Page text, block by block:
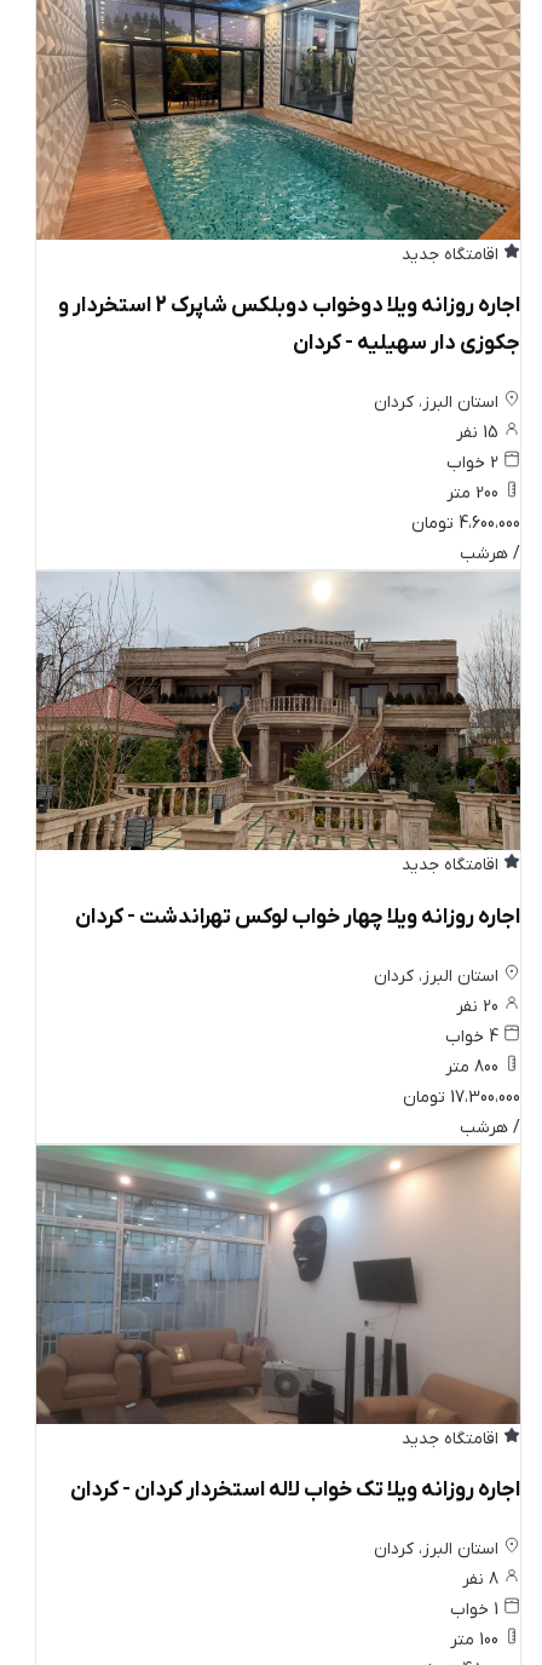
اقامتگاه جدید
اجاره روزانه ویلا دوخواب دوبلکس شاپرک 2 استخردار و
جکوزی دار سهیلیه - کردان
استان البرز، کردان
4،600،000 تومان
/ هرشب
اقامتگاه جدید
اجاره روزانه ویلا چهار خواب لوکس تهراندشت - کردان
استان البرز، کردان
17،300،000 تومان
/ هرشب
اقامتگاه جدید
اجاره روزانه ویلا تک خواب لاله استخردار کردان - کردان
استان البرز، کردان